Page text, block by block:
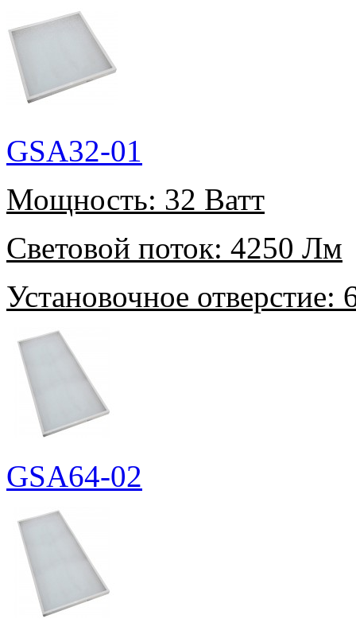
GSA32-01
Мощность: 32 Ватт
Световой поток: 4250 Лм
Установочное отверстие:
GSA64-02